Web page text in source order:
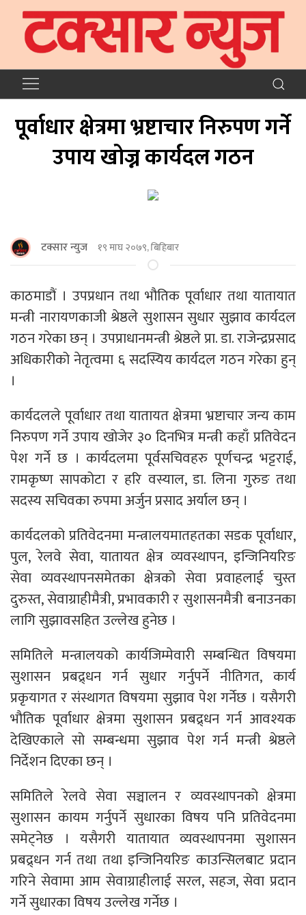
पूर्वाधार क्षेत्रमा भ्रष्टाचार निरुपण गर्ने
उपाय खोज्न कार्यदल गठन
टक्सार न्युज १९ माघ २०७९, बिहिबार
काठमाडौं । उपप्रधान तथा भौतिक पूर्वाधार तथा यातायात
मन्त्री नारायणकाजी श्रेष्ठले सुशासन सुधार सुझाव कार्यदल
गठन गरेका छन् । उपप्राधानमन्त्री श्रेष्ठले प्रा. डा. राजेन्द्रप्रसाद
अधिकारीको नेतृत्वमा ६ सदस्यिय कार्यदल गठन गरेका हुन्
।
कार्यदलले पूर्वाधार तथा यातायत क्षेत्रमा भ्रष्टाचार जन्य काम
निरुपण गर्ने उपाय खोजेर ३० दिनभित्र मन्त्री कहाँ प्रतिवेदन
पेश गर्ने छ । कार्यदलमा पूर्वसचिवहरु पूर्णचन्द्र भट्टराई,
रामकृष्ण सापकोटा र हरि वस्याल, डा. लिना गुरुङ तथा
सदस्य सचिवका रुपमा अर्जुन प्रसाद अर्याल छन् ।
कार्यदलको प्रतिवेदनमा मन्त्रालयमातहतका सडक पूर्वाधार,
पुल, रेलवे सेवा, यातायत क्षेत्र व्यवस्थापन, इन्जिनियरिङ
सेवा व्यवस्थापनसमेतका क्षेत्रको सेवा प्रवाहलाई चुस्त
दुरुस्त, सेवाग्राहीमैत्री, प्रभावकारी र सुशासनमैत्री बनाउनका
लागि सुझावसहित उल्लेख हुनेछ ।
समितिले मन्त्रालयको कार्यजिम्मेवारी सम्बन्धित विषयमा
सुशासन प्रबद्र्धन गर्न सुधार गर्नुपर्ने नीतिगत, कार्य
प्रकृयागत र संस्थागत विषयमा सुझाव पेश गर्नेछ । यसैगरी
भौतिक पूर्वाधार क्षेत्रमा सुशासन प्रबद्र्धन गर्न आवश्यक
देखिएकाले सो सम्बन्धमा सुझाव पेश गर्न मन्त्री श्रेष्ठले
निर्देशन दिएका छन् ।
समितिले रेलवे सेवा सञ्चालन र व्यवस्थापनको क्षेत्रमा
सुशासन कायम गर्नुपर्ने सुधारका विषय पनि प्रतिवेदनमा
समेट्नेछ । यसैगरी यातायात व्यवस्थापनमा सुशासन
प्रबद्र्धन गर्न तथा तथा इन्जिनियरिङ काउन्सिलबाट प्रदान
गरिने सेवामा आम सेवाग्राहीलाई सरल, सहज, सेवा प्रदान
गर्ने सुधारका विषय उल्लेख गर्नेछ ।